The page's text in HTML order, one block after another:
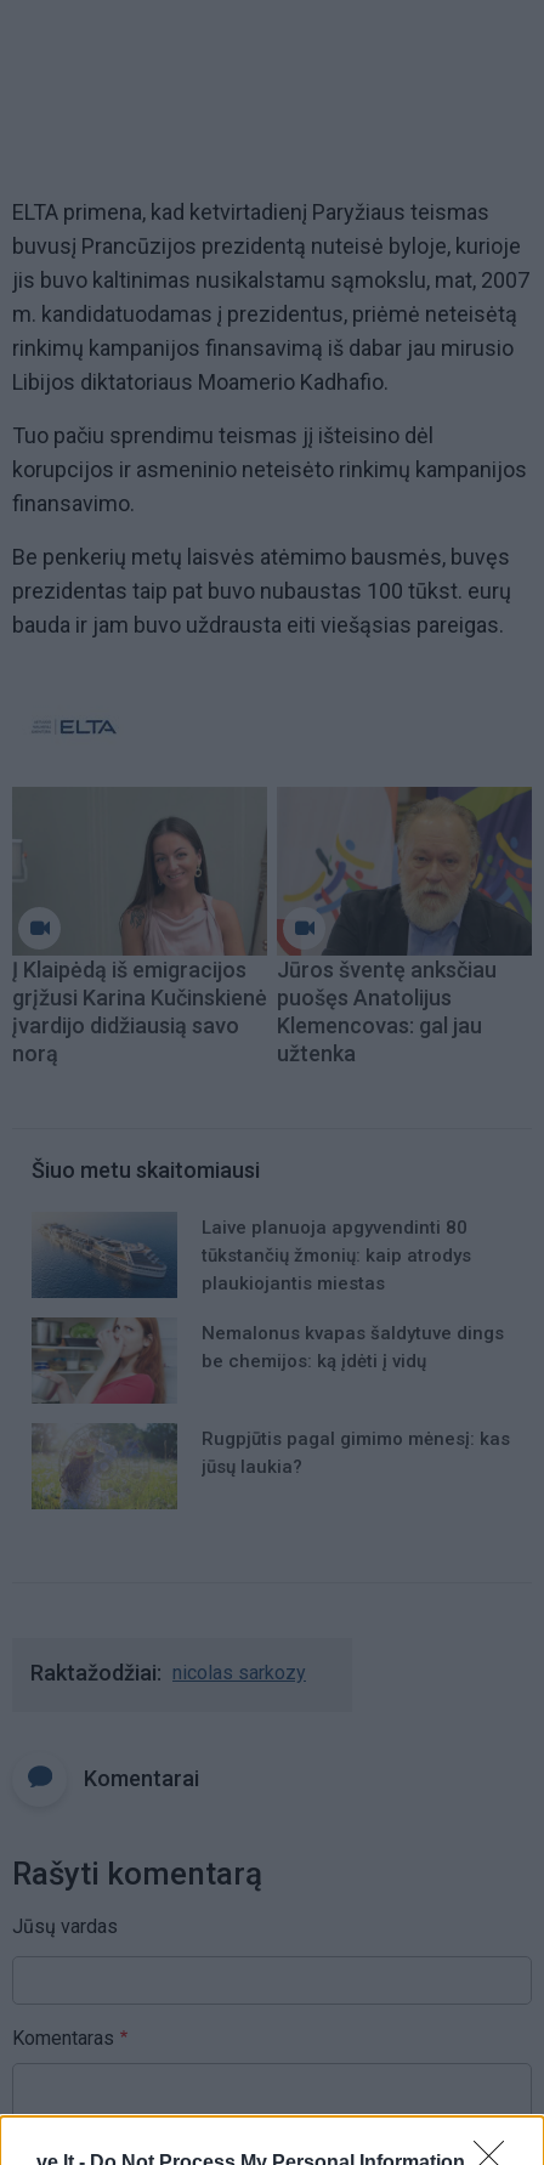
ELTA primena, kad ketvirtadienį Paryžiaus teismas
buvusį Prancūzijos prezidentą nuteisė byloje, kurioje
jis buvo kaltinimas nusikalstamu sąmokslu, mat, 2007
m. kandidatuodamas į prezidentus, priėmė neteisėtą
rinkimų kampanijos finansavimą iš dabar jau mirusio
Libijos diktatoriaus Moamerio Kadhafio.
Tuo pačiu sprendimu teismas jį išteisino dėl
korupcijos ir asmeninio neteisėto rinkimų kampanijos
finansavimo.
Be penkerių metų laisvės atėmimo bausmės, buvęs
prezidentas taip pat buvo nubaustas 100 tūkst. eurų
bauda ir jam buvo uždrausta eiti viešąsias pareigas.
Į Klaipėdą iš emigracijos
grįžusi Karina Kučinskienė
įvardijo didžiausią savo
norą
Jūros šventę anksčiau
puošęs Anatolijus
Klemencovas: gal jau
užtenka
Šiuo metu skaitomiausi
Laive planuoja apgyvendinti 80
tūkstančių žmonių: kaip atrodys
plaukiojantis miestas
Nemalonus kvapas šaldytuve dings
be chemijos: ką įdėti į vidų
Rugpjūtis pagal gimimo mėnesį: kas
jūsų laukia?
Raktažodžiai nicolas sarkozy
Komentarai
Rašyti komentarą
Jūsų vardas
Komentaras